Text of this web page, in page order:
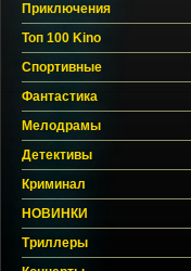
Приключения
Топ 100 Kino
Спортивные
Фантастика
Мелодрамы
Детективы
Криминал
НОВИНКИ
Триллеры